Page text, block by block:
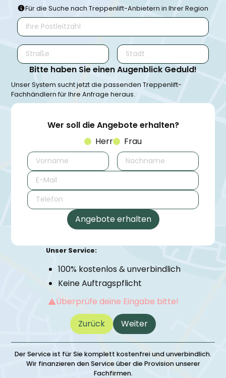
Für die Suche nach Treppenlift-Anbietern in Ihrer Region
Bitte haben Sie einen Augenblick Geduld!
Unser System sucht jetzt die passenden Treppenlift-
Fachhändlern für Ihre Anfrage heraus.
Wer soll die Angebote erhalten?
Herr
Frau
Unser Service:
100% kostenlos & unverbindlich
Keine Auftragspflicht
Überprüfe deine Eingabe bitte!
Zurück
Weiter
Der Service ist für Sie komplett kostenfrei und unverbindlich.
Wir finanzieren den Service über die Provision unserer
Fachfirmen.